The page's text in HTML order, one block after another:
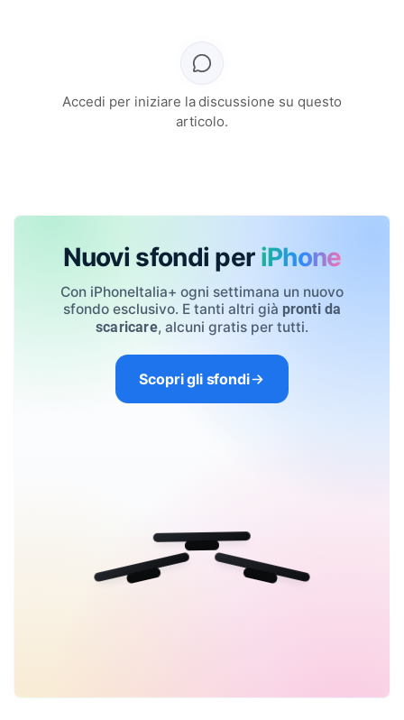
Accedi per iniziare la discussione su questo
articolo.
Nuovi sfondi per iPhone
Con iPhoneItalia+ ogni settimana un nuovo
sfondo esclusivo. E tanti altri già pronti da
scaricare, alcuni gratis per tutti.
Scopri gli sfondi